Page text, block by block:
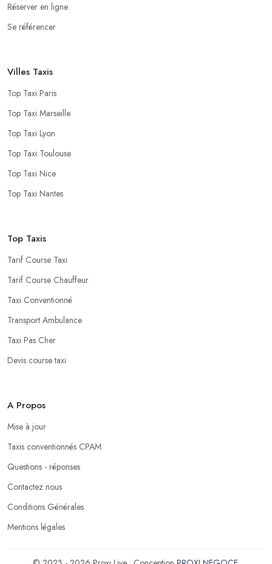
Réserver en ligne
Se référencer
Villes Taxis
Top Taxi Paris
Top Taxi Marseille
Top Taxi Lyon
Top Taxi Toulouse
Top Taxi Nice
Top Taxi Nantes
Top Taxis
Tarif Course Taxi
Tarif Course Chauffeur
Taxi Conventionné
Transport Ambulance
Taxi Pas Cher
Devis course taxi
A Propos
Mise à jour
Taxis conventionnés CPAM
Questions - réponses
Contactez nous
Conditions Générales
Mentions légales